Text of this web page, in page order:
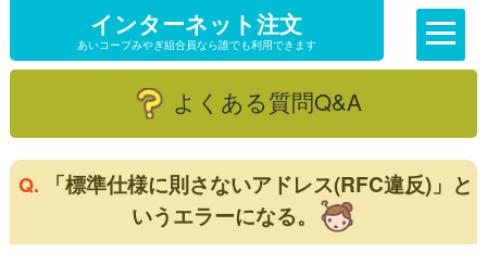
インターネット注文
あいコープみやぎ組合員なら誰でも利用できます
よくある質問Q&A
Q.
「標準仕様に則さないアドレス(RFC違反)」と
いうエラーになる。